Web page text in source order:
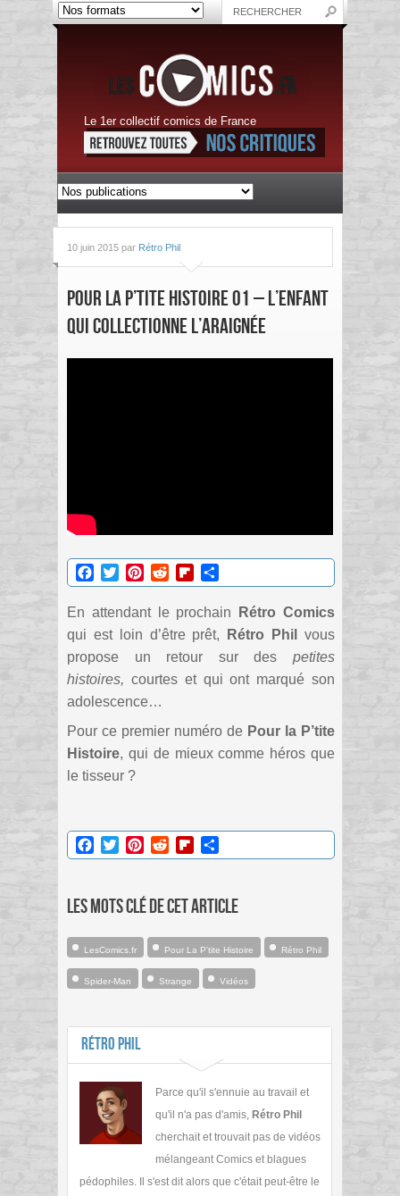
Le 1er collectif comics de France
10 juin 2015 par Rétro Phil
POUR LA P’TITE HISTOIRE 01 – L’ENFANT
QUI COLLECTIONNE L’ARAIGNÉE
Facebook
TwitterPinterestRedditFlipboard
En attendant le prochain
Rétro Comics
qui est loin d’être prêt,
Rétro Phil
vous
propose un retour sur des petites
histoires, courtes et qui ont marqué son
adolescence…
Pour ce premier numéro de Pour la P’tite
Histoire, qui de mieux comme héros que
le tisseur ?
Facebook
TwitterPinterestRedditFlipboard
Les mots clé de cet article
LesComics.fr Pour La P'tite Histoire Rétro Phil
Spider-Man Strange Vidéos
Rétro Phil
Parce qu'il s'ennuie au travail et
qu'il n'a pas d'amis, Rétro Phil
cherchait et trouvait pas de vidéos
mélangeant Comics et blagues
pédophiles. Il s'est dit alors que c'était peut-être le